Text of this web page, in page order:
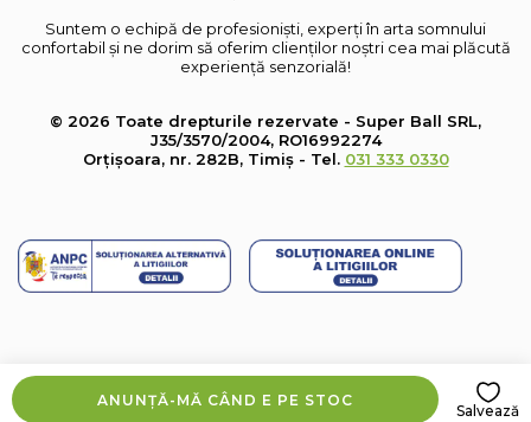
ANUNȚĂ-MĂ CÂND E PE STOC
Salvează
Suntem o echipă de profesioniști, experți în arta somnului
confortabil și ne dorim să oferim clienților noștri cea mai plăcută
experiență senzorială!
© 2026 Toate drepturile rezervate - Super Ball SRL,
J35/3570/2004, RO16992274
Orțișoara, nr. 282B, Timiș - Tel. 031 333 0330